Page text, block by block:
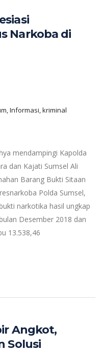
Narkoba di
Informasi, kriminal
mendampingi Kapolda
dan Kajati Sumsel Ali
Barang Bukti Sitaan
Polda Sumsel,
narkotika hasil ungkap
Desember 2018 dan
13.538,46
Angkot,
Solusi